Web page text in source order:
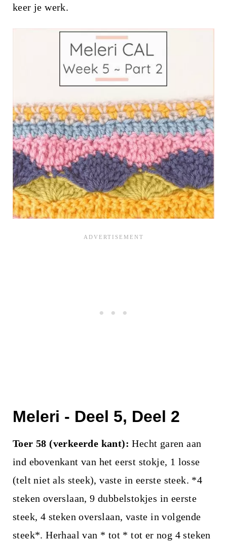
keer je werk.
Meleri - Deel 5, Deel 2
Toer 58 (verkeerde kant):Hecht garen aan
ind ebovenkant van het eerst stokje, 1 losse
(telt niet als steek), vaste in eerste steek. *4
steken overslaan, 9 dubbelstokjes in eerste
steek, 4 steken overslaan, vaste in volgende
steek*. Herhaal van * tot * tot er nog 4 steken